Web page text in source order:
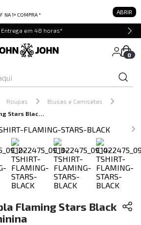
NA 1ª COMPRA * ABRIR
Entrega em 48 horas*
0
Roupas
Blusas e Camisetas
Camiseta Ampla Flaming Stars Black John John Feminina
Flaming Stars Black